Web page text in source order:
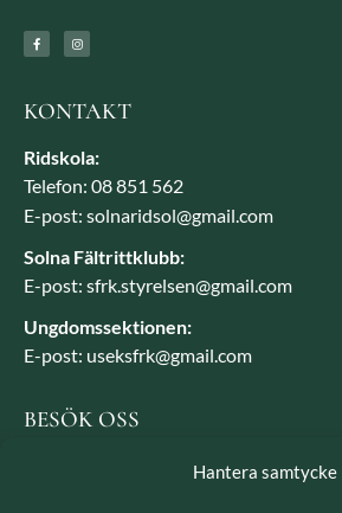
Hantera samtycke
KONTAKT
Ridskola:
Telefon: 08 851 562
E-post: solnaridsol@gmail.com
Solna Fältrittklubb:
E-post: sfrk.styrelsen@gmail.com
Ungdomssektionen:
E-post: useksfrk@gmail.com
BESÖK OSS
Besöksadress: Järvavägen 7, 170 79